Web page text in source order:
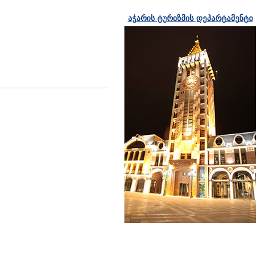
აჭარის ტურიზმის დეპარტამენტი